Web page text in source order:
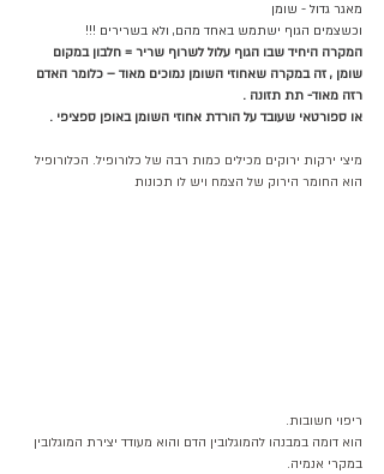
מאגר גדול - שומן
וכשצמים הגוף ישתמש באחד מהם, ולא בשרירים !!!
המקרה היחיד שבו הגוף עלול לשרוף שריר = חלבון במקום
שומן , זה במקרה שאחוזי השומן נמוכים מאוד – כלומר האדם
רזה מאוד- תת תזונה .
או ספורטאי שעובד על הורדת אחוזי השומן באופן ספציפי .
מיצי ירקות ירוקים מכילים כמות רבה של כלורופיל. הכלורופיל
הוא החומר הירוק של הצמח ויש לו תכונות
ריפוי חשובות.
הוא דומה במבנהו להמוגלובין הדם והוא מעודד יצירת המוגלובין
במקרי אנמיה.